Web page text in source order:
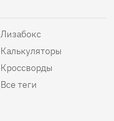
Лизабокс
Калькуляторы
Кроссворды
Все теги